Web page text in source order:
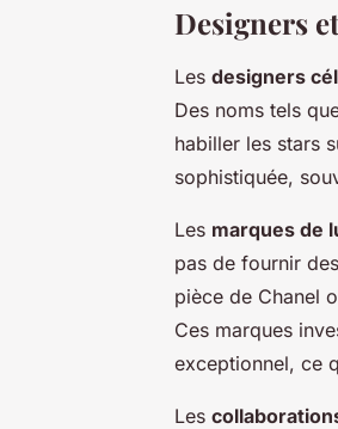
Designers
Les designers
Des noms tels
habiller les stars
sophistiquée,
Les marques de
pas de fournir
pièce de Chanel
Ces marques
exceptionnel, ce
Les